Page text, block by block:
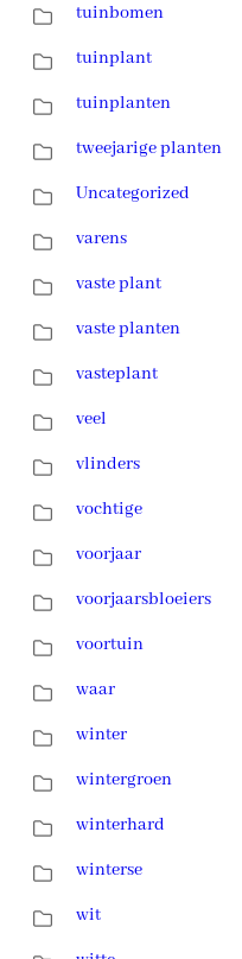
tuinbomen
tuinplant
tuinplanten
tweejarige planten
Uncategorized
varens
vaste plant
vaste planten
vasteplant
veel
vlinders
vochtige
voorjaar
voorjaarsbloeiers
voortuin
waar
winter
wintergroen
winterhard
winterse
wit